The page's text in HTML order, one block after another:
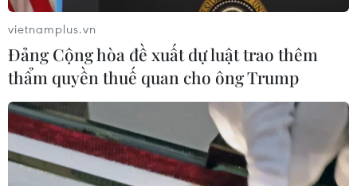
vietnamplus.vn
Đảng Cộng hòa đề xuất dự luật trao thêm
thẩm quyền thuế quan cho ông Trump